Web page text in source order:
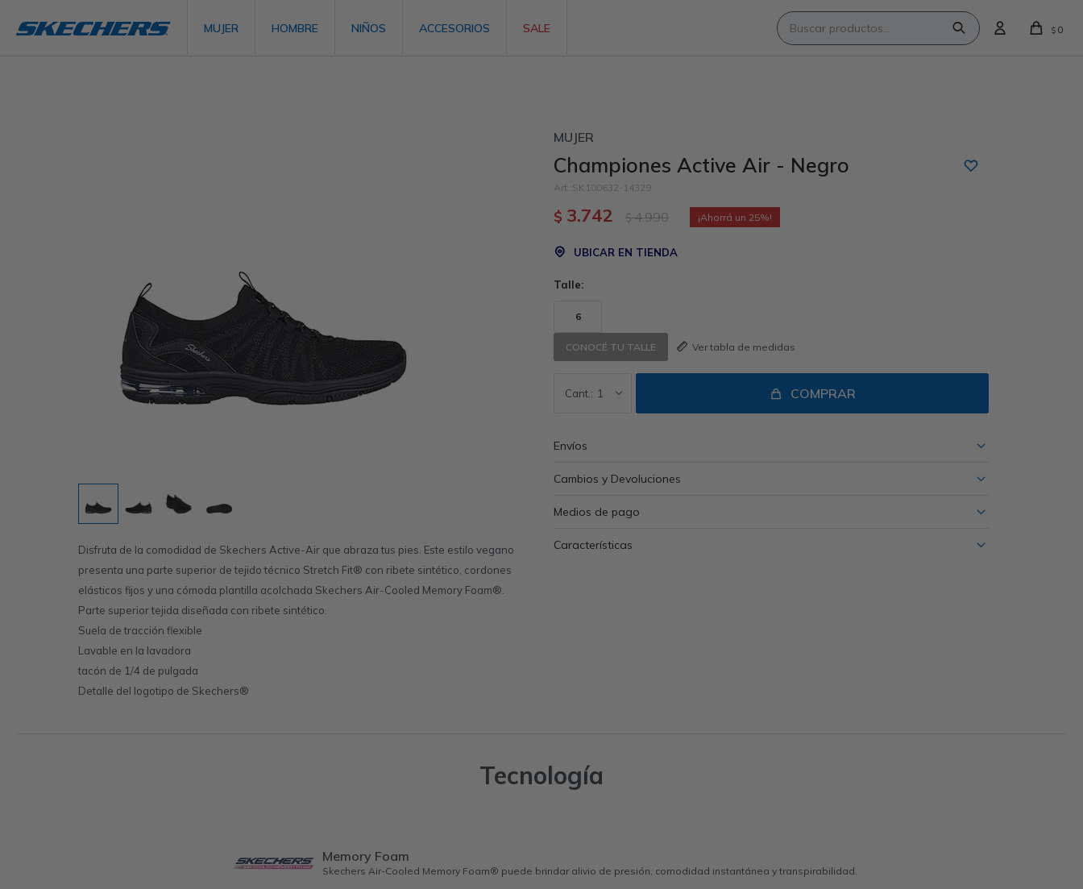
MUJER HOMBRE NIÑOS ACCESORIOS SALE $ 0
Disfruta de la comodidad de Skechers Active-Air que abraza tus pies. Este estilo vegano
presenta una parte superior de tejido técnico Stretch Fit® con ribete sintético, cordones
elásticos fijos y una cómoda plantilla acolchada Skechers Air-Cooled Memory Foam®.
Parte superior tejida diseñada con ribete sintético.
Suela de tracción flexible
Lavable en la lavadora
tacón de 1/4 de pulgada
Detalle del logotipo de Skechers®
MUJER
Championes Active Air - Negro
SK100632-14329
$ 3.742 $4.990 25
UBICAR EN TIENDA
Talle:
6
CONOCÉ TU TALLE Ver tabla de medidas
1 COMPRAR
Envíos
Cambios y Devoluciones
Medios de pago
Características
Tecnología
Memory Foam
Skechers Air-Cooled Memory Foam® puede brindar alivio de presión, comodidad instantánea y transpirabilidad.